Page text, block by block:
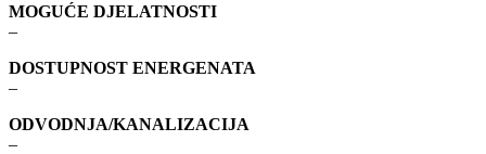
MOGUĆE DJELATNOSTI
–
DOSTUPNOST ENERGENATA
–
ODVODNJA/KANALIZACIJA
–